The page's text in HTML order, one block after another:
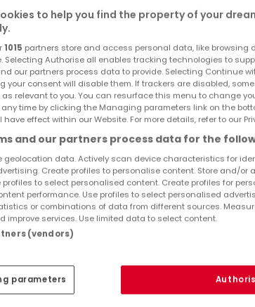
Top Suchaufträge
2 Zimmer Häuser mieten in Niederweis
Tipps zum Einrichten und Dekorieren
to help you find the property of your
1015 partners store and access personal data, like browsing
Selecting Authorise all enables tracking technologies to
our partners process data to provide. Selecting Continue
your consent will disable them. If trackers are disabled,
as relevant to you. You can resurface this menu to change
time by clicking the Managing parameters link on the
have effect within our Website. For more details, refer to our
and our partners process data for the
geolocation data. Actively scan device characteristics for
Create profiles to personalise content. Store and/or
profiles to select personalised content. Create profiles for
performance. Use profiles to select personalised
or combinations of data from different sources.
improve services. Use limited data to select content.
(vendors)
parameters